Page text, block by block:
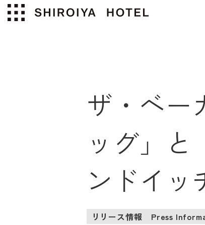
ザ・ベー
ッグ」
ンドイッ
リリース情報 Press